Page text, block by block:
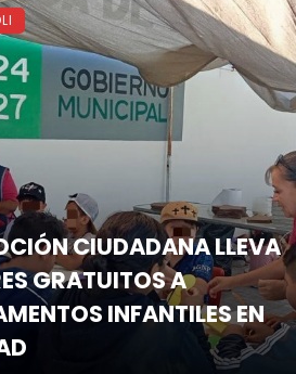
CIUDADANA LLEVA
GRATUITOS A
INFANTILES EN